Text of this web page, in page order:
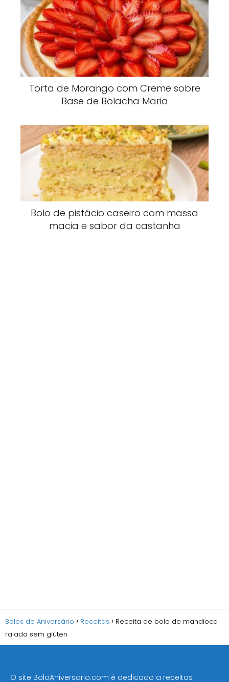
Torta de Morango com Creme sobre
Base de Bolacha Maria
Bolo de pistácio caseiro com massa
macia e sabor da castanha
Bolos de Aniversário Receitas
Receita de bolo de mandioca
ralada sem glúten
O site BoloAniversario.com é dedicado a receitas